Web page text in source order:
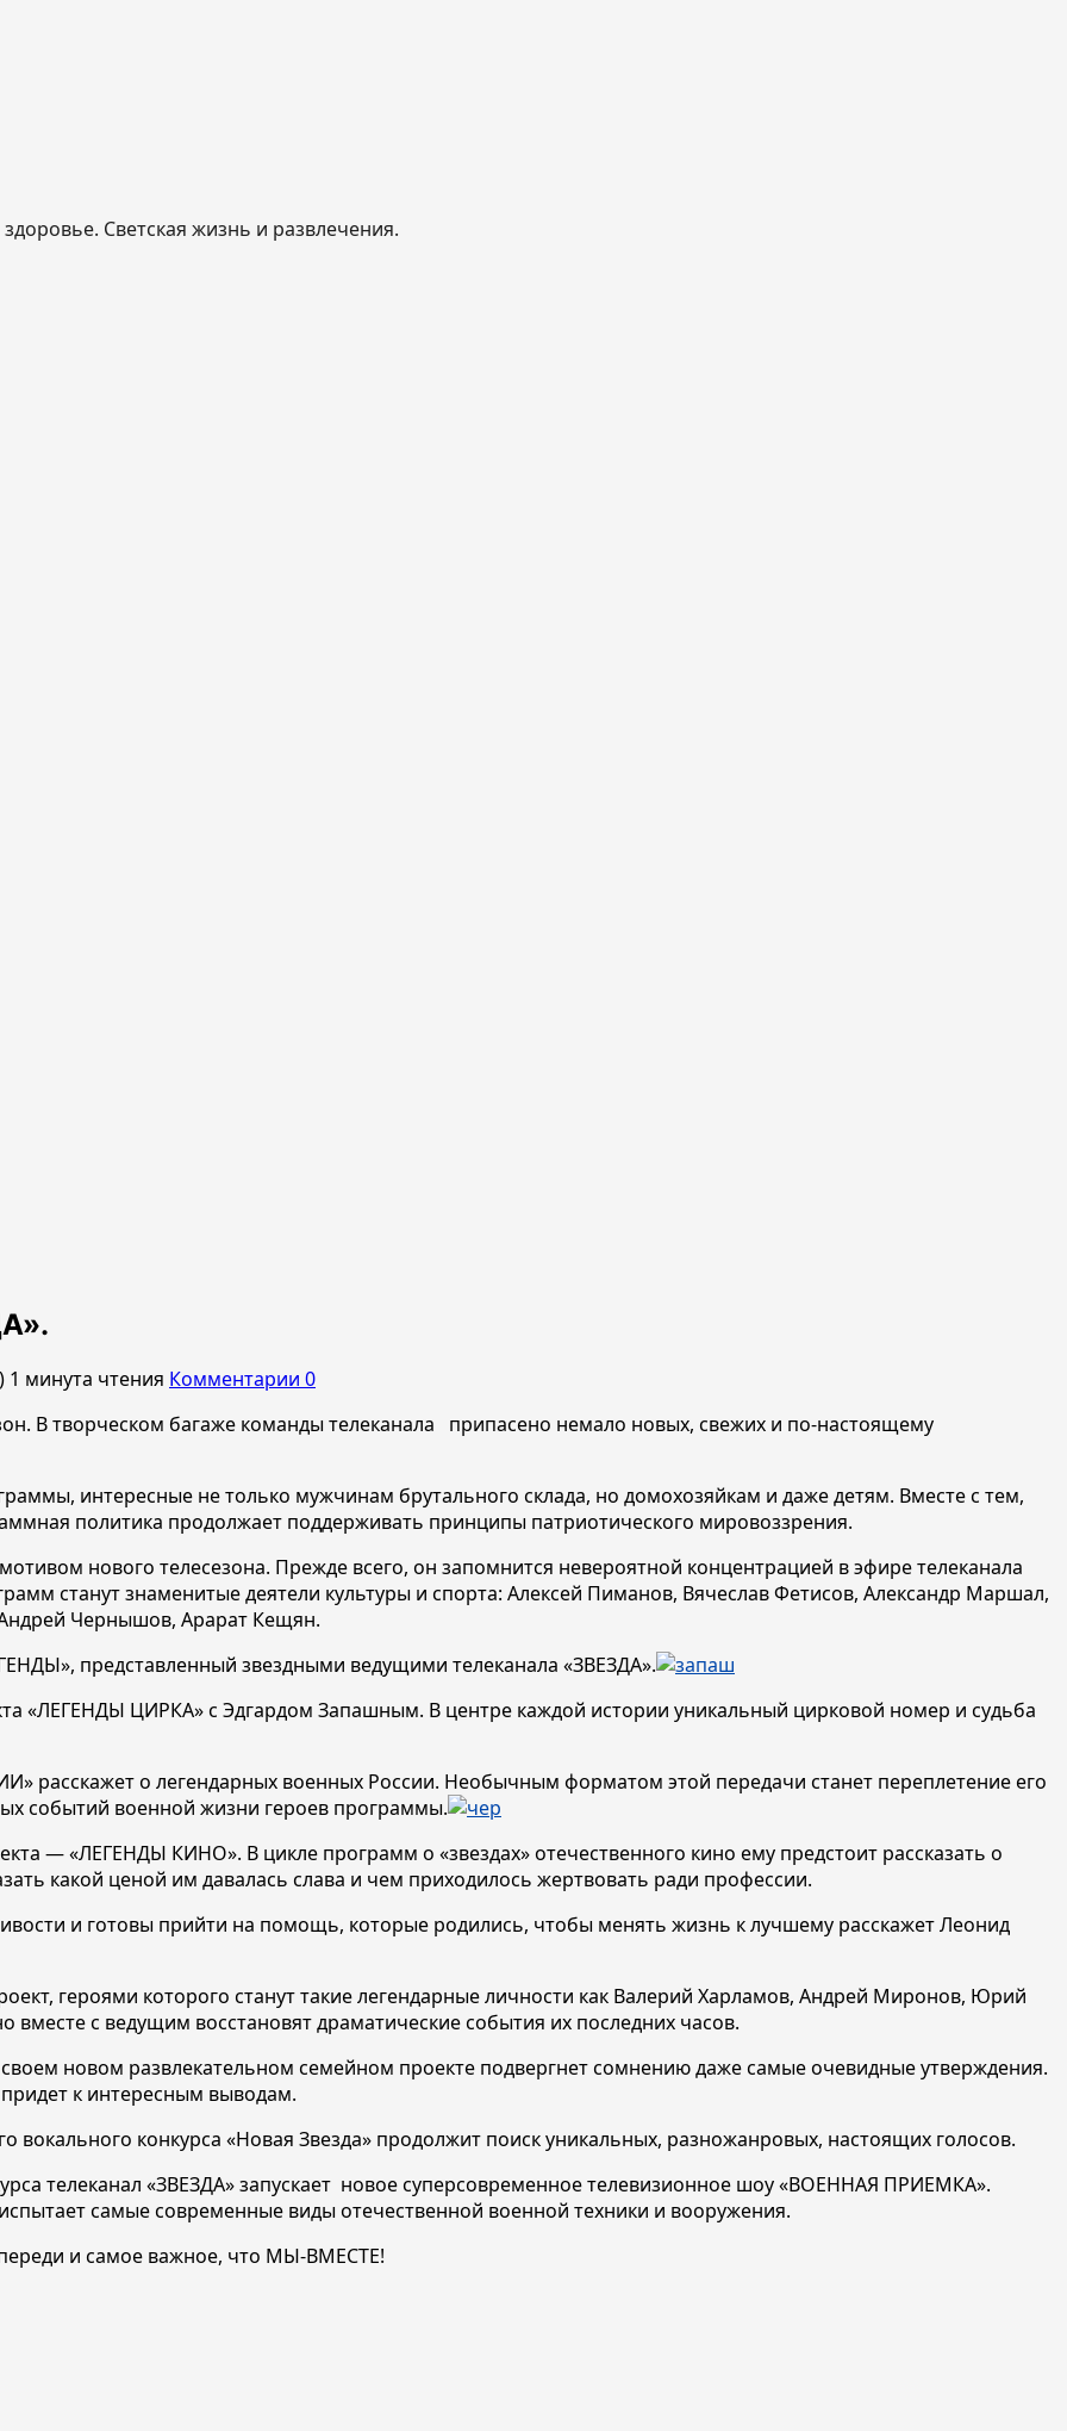
Светская жизнь и развлечения.
1 минута чтения Комментарии 0
В творческом багаже команды телеканала припасено немало новых, свежих и по-настоящему
интересные не только мужчинам брутального склада, но домохозяйкам и даже детям. Вместе с тем,
политика продолжает поддерживать принципы патриотического мировоззрения.
нового телесезона. Прежде всего, он запомнится невероятной концентрацией в эфире телеканала
станут знаменитые деятели культуры и спорта: Алексей Пиманов, Вячеслав Фетисов, Александр Маршал,
Чернышов, Арарат Кещян.
представленный звездными ведущими телеканала «ЗВЕЗДА».
«ЛЕГЕНДЫ ЦИРКА» с Эдгардом Запашным. В центре каждой истории уникальный цирковой номер и судьба
расскажет о легендарных военных России. Необычным форматом этой передачи станет переплетение его
событий военной жизни героев программы.
— «ЛЕГЕНДЫ КИНО». В цикле программ о «звездах» отечественного кино ему предстоит рассказать о
какой ценой им давалась слава и чем приходилось жертвовать ради профессии.
и готовы прийти на помощь, которые родились, чтобы менять жизнь к лучшему расскажет Леонид
героями которого станут такие легендарные личности как Валерий Харламов, Андрей Миронов, Юрий
вместе с ведущим восстановят драматические события их последних часов.
новом развлекательном семейном проекте подвергнет сомнению даже самые очевидные утверждения.
к интересным выводам.
вокального конкурса «Новая Звезда» продолжит поиск уникальных, разножанровых, настоящих голосов.
телеканал «ЗВЕЗДА» запускает новое суперсовременное телевизионное шоу «ВОЕННАЯ ПРИЕМКА».
самые современные виды отечественной военной техники и вооружения.
и самое важное, что МЫ-ВМЕСТЕ!